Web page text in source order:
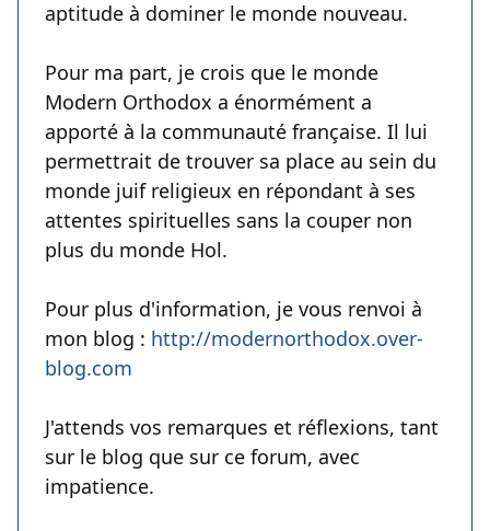
aptitude à dominer le monde nouveau.
Pour ma part, je crois que le monde
Modern Orthodox a énormément a
apporté à la communauté française. Il lui
permettrait de trouver sa place au sein du
monde juif religieux en répondant à ses
attentes spirituelles sans la couper non
plus du monde Hol.
Pour plus d'information, je vous renvoi à
mon blog : http://modernorthodox.over-
blog.com
J'attends vos remarques et réflexions, tant
sur le blog que sur ce forum, avec
impatience.